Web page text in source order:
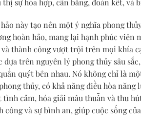
thị sự hòa hợp, cân bằng, đoàn kết, và
này tạo nên một ý nghĩa phong
hoàn hảo, mang lại hạnh phúc
thành công vượt trội trên mọi khía
dựa trên nguyên lý phong thủy sâu
quýt bên nhau. Nó không chỉ là
thủy, có khả năng điều hòa
tình cảm, hóa giải mâu thuẫn và thu
công và sự bình an, giúp cuộc sống